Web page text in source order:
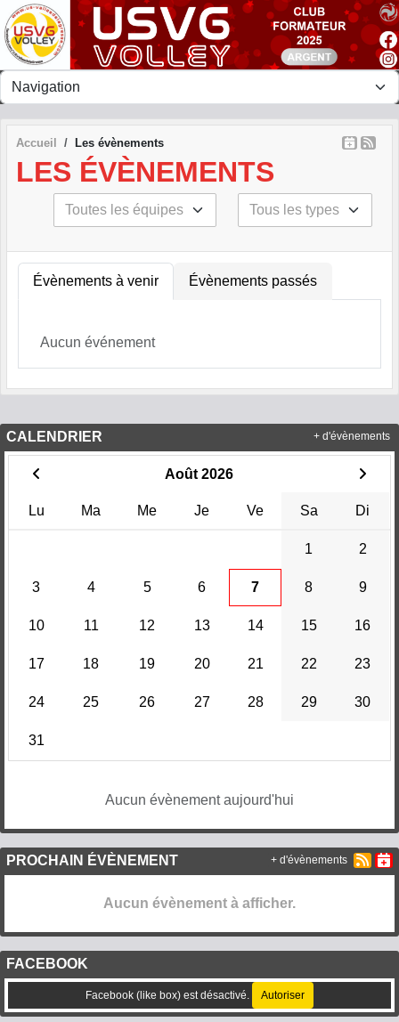
Accueil Les évènements
LES ÉVÈNEMENTS
Évènements à venir Évènements passés
Aucun événement
CALENDRIER
Août 2026
Lu Ma Me Je Ve Sa Di
1 2
3 4 5 6 7 8 9
10 11 12 13 14 15 16
17 18 19 20 21 22 23
24 25 26 27 28 29 30
31
Aucun évènement aujourd'hui
+ d'évènements
PROCHAIN ÉVÈNEMENT
Aucun évènement à afficher.
+ d'évènements
FACEBOOK
Facebook (like box) est désactivé. Autoriser
Panneau de gestion des cookies